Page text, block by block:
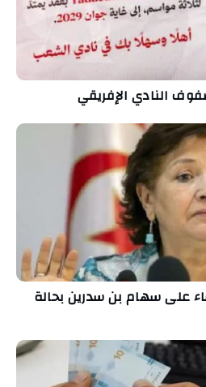
النادي الإفريقي
على سهام بن سدرين بحالة